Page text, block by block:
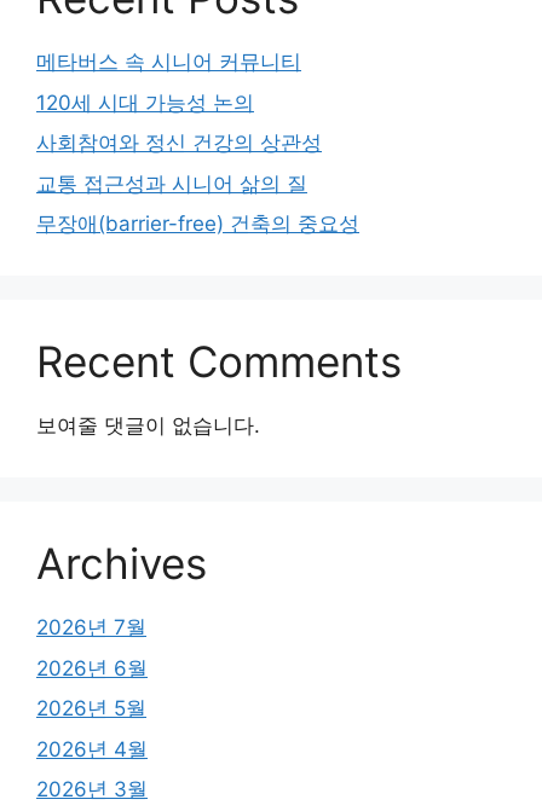
메타버스 속 시니어 커뮤니티
120세 시대 가능성 논의
사회참여와 정신 건강의 상관성
교통 접근성과 시니어 삶의 질
무장애(barrier-free) 건축의 중요성
Recent Comments
보여줄 댓글이 없습니다.
Archives
2026년 7월
2026년 6월
2026년 5월
2026년 4월
2026년 3월